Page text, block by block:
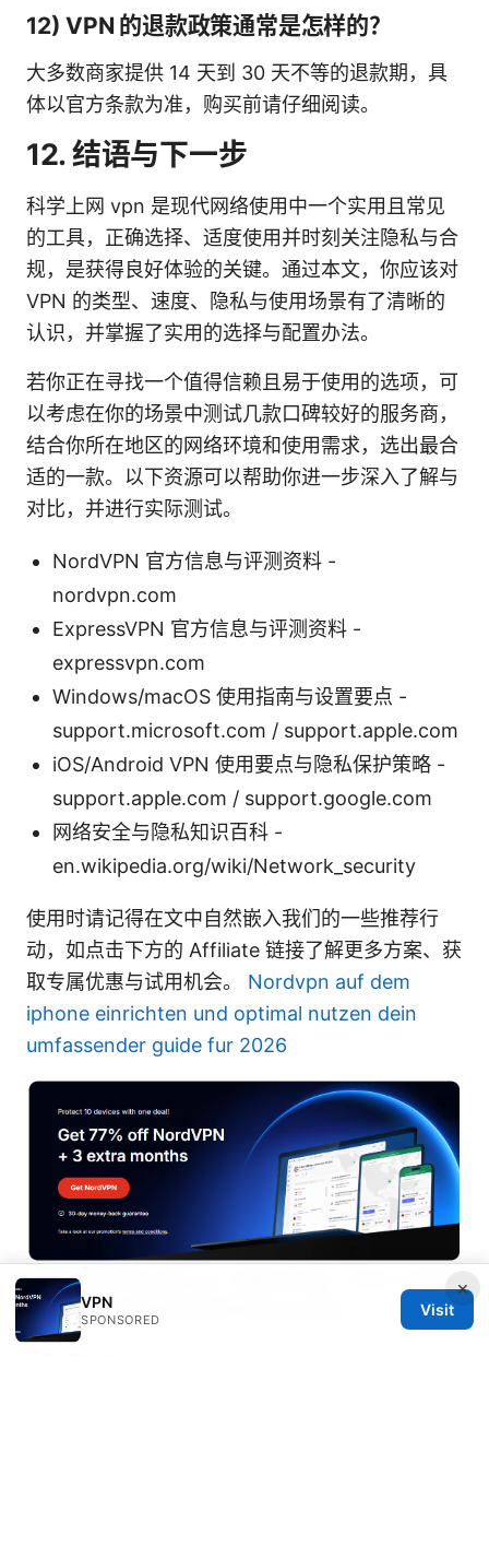
12) VPN 的退款政策通常是怎样的？
大多数商家提供 14 天到 30 天不等的退款期，具
体以官方条款为准，购买前请仔细阅读。
12. 结语与下一步
科学上网 vpn 是现代网络使用中一个实用且常见
的工具，正确选择、适度使用并时刻关注隐私与合
规，是获得良好体验的关键。通过本文，你应该对
VPN 的类型、速度、隐私与使用场景有了清晰的
认识，并掌握了实用的选择与配置办法。
若你正在寻找一个值得信赖且易于使用的选项，可
以考虑在你的场景中测试几款口碑较好的服务商，
结合你所在地区的网络环境和使用需求，选出最合
适的一款。以下资源可以帮助你进一步深入了解与
对比，并进行实际测试。
NordVPN 官方信息与评测资料 -
nordvpn.com
ExpressVPN 官方信息与评测资料 -
expressvpn.com
Windows/macOS 使用指南与设置要点 -
support.microsoft.com / support.apple.com
iOS/Android VPN 使用要点与隐私保护策略 -
support.apple.com / support.google.com
网络安全与隐私知识百科 -
en.wikipedia.org/wiki/Network_security
使用时请记得在文中自然嵌入我们的一些推荐行
动，如点击下方的 Affiliate 链接了解更多方案、获
取专属优惠与试用机会。 Nordvpn auf dem
iphone einrichten und optimal nutzen dein
umfassender guide fur 2026
了解更多科学上网 vpn 方案与优惠，点击上方图
片进入官方页面获取专属折扣与试用。
×
VPN
SPONSORED
Visit